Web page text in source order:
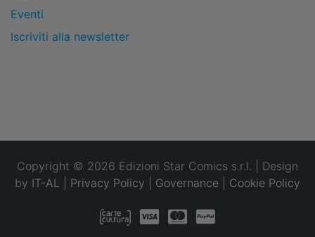
Eventi
Iscriviti alla newsletter
Copyright © 2026 Edizioni Star Comics s.r.l. | Design
by IT-AL Privacy Policy Governance Cookie Policy